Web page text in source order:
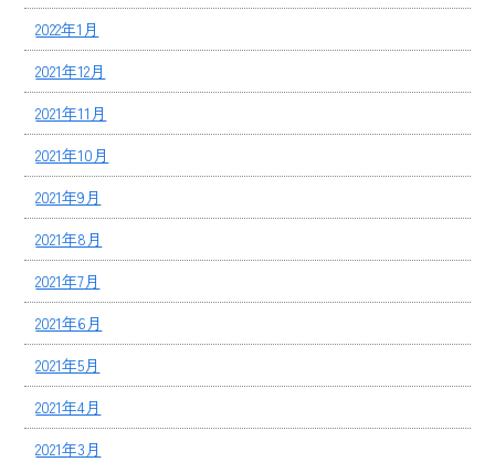
2022年1月
2021年12月
2021年11月
2021年10月
2021年9月
2021年8月
2021年7月
2021年6月
2021年5月
2021年4月
2021年3月